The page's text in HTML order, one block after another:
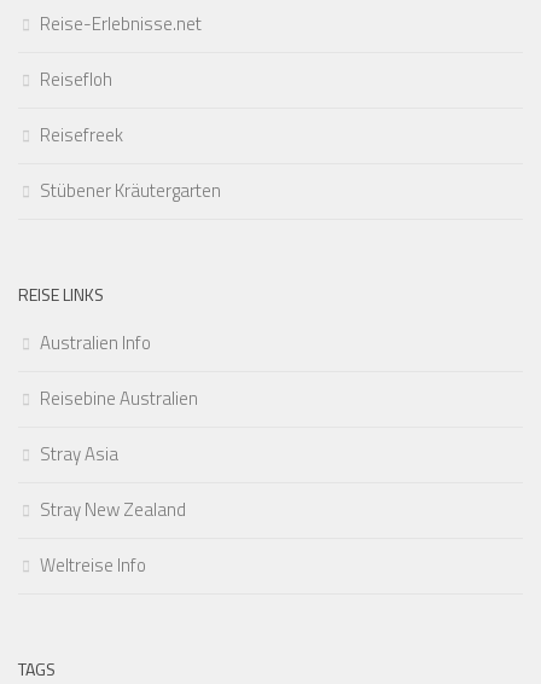
Reise-Erlebnisse.net
Reisefloh
Reisefreek
Stübener Kräutergarten
REISE LINKS
Australien Info
Reisebine Australien
Stray Asia
Stray New Zealand
Weltreise Info
TAGS